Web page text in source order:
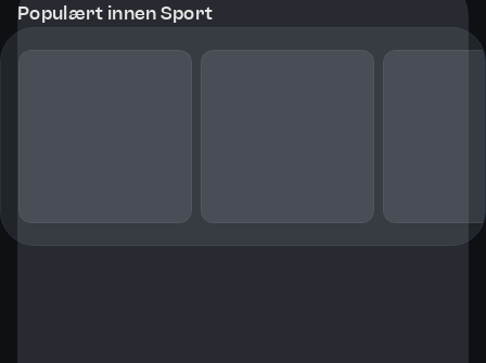
Populært innen Sport